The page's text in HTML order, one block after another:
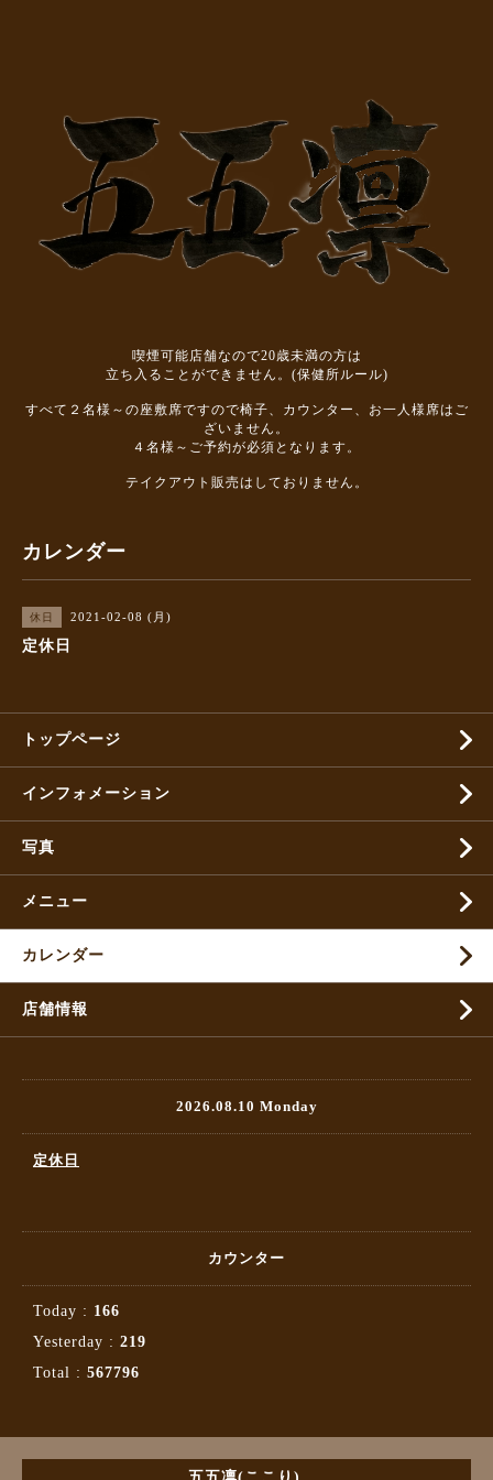
喫煙可能店舗なので20歳未満の方は
立ち入ることができません。(保健所ルール)
すべて２名様～の座敷席ですので椅子、カウンター、お一人様席はご
ざいません。
４名様～ご予約が必須となります。
テイクアウト販売はしておりません。
カレンダー
休日 2021-02-08 (月)
定休日
トップページ
インフォメーション
写真
メニュー
カレンダー
店舗情報
2026.08.10 Monday
定休日
カウンター
Today : 166
Yesterday : 219
Total : 567796